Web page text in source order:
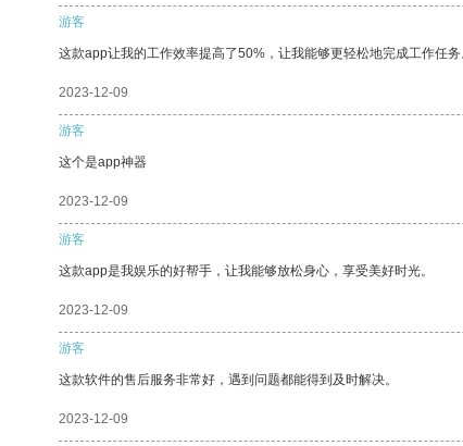
游客
这款app让我的工作效率提高了50%，让我能够更轻松地完成工作任
2023-12-09
游客
这个是app神器
2023-12-09
游客
这款app是我娱乐的好帮手，让我能够放松身心，享受美好时光。
2023-12-09
游客
这款软件的售后服务非常好，遇到问题都能得到及时解决。
2023-12-09